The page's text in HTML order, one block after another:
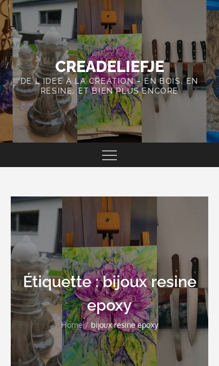
Skip
to
content
CREADELIEFJE
DE L IDEE A LA CREATION – EN BOIS, EN
RESINE, ET BIEN PLUS ENCORE
Étiquette :bijoux resine
epoxy
Home bijoux resine epoxy